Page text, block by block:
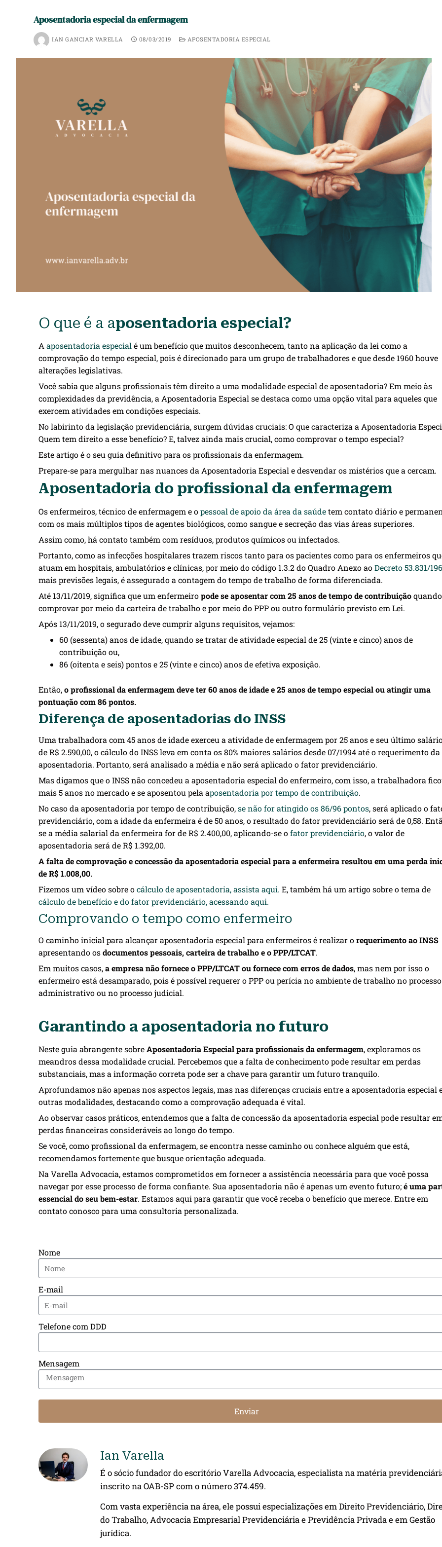
Aposentadoria especial da enfermagem
IAN GANCIAR VARELLA 08/03/2019 APOSENTADORIA ESPECIAL
O que é a aposentadoria especial?
Aaposentadoria especialé um benefício que muitos desconhecem, tanto na aplicação da lei como a
comprovação do tempo especial, pois é direcionado para um grupo de trabalhadores e que desde 1960 houve
alterações legislativas.
Você sabia que alguns profissionais têm direito a uma modalidade especial de aposentadoria? Em meio às
complexidades da previdência, a Aposentadoria Especial se destaca como uma opção vital para aqueles que
exercem atividades em condições especiais.
No labirinto da legislação previdenciária, surgem dúvidas cruciais: O que caracteriza a Aposentadoria
Quem tem direito a esse benefício? E, talvez ainda mais crucial, como comprovar o tempo especial?
Este artigo é o seu guia definitivo para os profissionais da enfermagem.
Prepare-se para mergulhar nas nuances da Aposentadoria Especial e desvendar os mistérios que a cercam.
Aposentadoria do profissional da enfermagem
Os enfermeiros, técnico de enfermagem e opessoal de apoio da área da saúdetem contato diário e
com os mais múltiplos tipos de agentes biológicos, como sangue e secreção das vias áreas superiores.
Assim como, há contato também com resíduos, produtos químicos ou infectados.
Portanto, como as infecções hospitalares trazem riscos tanto para os pacientes como para os enfermeiros
atuam em hospitais, ambulatórios e clínicas, por meio do código 1.3.2 do Quadro Anexo aoDecreto 53.831/
mais previsões legais, é assegurado a contagem do tempo de trabalho de forma diferenciada.
Até 13/11/2019, significa que um enfermeiropode se aposentar com 25 anos de tempo de contribuiçãoquando
comprovar por meio da carteira de trabalho e por meio do PPP ou outro formulário previsto em Lei.
Após 13/11/2019, o segurado deve cumprir alguns requisitos, vejamos:
60 (sessenta) anos de idade, quando se tratar de atividade especial de 25 (vinte e cinco) anos de
contribuição ou,
86 (oitenta e seis) pontos e 25 (vinte e cinco) anos de efetiva exposição.
Então,o profissional da enfermagem deve ter 60 anos de idade e 25 anos de tempo especial ou atingir uma
pontuação com 86 pontos.
Diferença de aposentadorias do INSS
Uma trabalhadora com 45 anos de idade exerceu a atividade de enfermagem por 25 anos e seu último
de R$ 2.590,00, o cálculo do INSS leva em conta os 80% maiores salários desde 07/1994 até o requerimento da
aposentadoria. Portanto, será analisado a média e não será aplicado o fator previdenciário.
Mas digamos que o INSS não concedeu a aposentadoria especial do enfermeiro, com isso, a trabalhadora
mais 5 anos no mercado e se aposentou pela aposentadoria por tempo de contribuição.
No caso da aposentadoria por tempo de contribuição,se não for atingido os 86/96 pontos, será aplicado o
previdenciário, com a idade da enfermeira é de 50 anos, o resultado do fator previdenciário será de 0,58.
se a média salarial da enfermeira for de R$ 2.400,00, aplicando-se ofator previdenciário, o valor de
aposentadoria será de R$ 1.392,00.
A falta de comprovação e concessão da aposentadoria especial para a enfermeira resultou em uma perda
de R$ 1.008,00.
Fizemos um vídeo sobre ocálculo de aposentadoria, assista aqui. E, também há um artigo sobre o tema de
cálculo de benefício e do fator previdenciário, acessando aqui.
Comprovando o tempo como enfermeiro
O caminho inicial para alcançar aposentadoria especial para enfermeiros é realizar orequerimento ao INSS
apresentando osdocumentos pessoais, carteira de trabalho e o PPP/LTCAT.
Em muitos casos,a empresa não fornece o PPP/LTCAT ou fornece com erros de dados, mas nem por isso o
enfermeiro está desamparado, pois é possível requerer o PPP ou perícia no ambiente de trabalho no processo
administrativo ou no processo judicial.
Garantindo a aposentadoria no futuro
Neste guia abrangente sobreAposentadoria Especial para profissionais da enfermagem, exploramos os
meandros dessa modalidade crucial. Percebemos que a falta de conhecimento pode resultar em perdas
substanciais, mas a informação correta pode ser a chave para garantir um futuro tranquilo.
Aprofundamos não apenas nos aspectos legais, mas nas diferenças cruciais entre a aposentadoria especial
outras modalidades, destacando como a comprovação adequada é vital.
Ao observar casos práticos, entendemos que a falta de concessão da aposentadoria especial pode resultar
perdas financeiras consideráveis ao longo do tempo.
Se você, como profissional da enfermagem, se encontra nesse caminho ou conhece alguém que está,
recomendamos fortemente que busque orientação adequada.
Na Varella Advocacia, estamos comprometidos em fornecer a assistência necessária para que você possa
navegar por esse processo de forma confiante. Sua aposentadoria não é apenas um evento futuro;é uma
essencial do seu bem-estar. Estamos aqui para garantir que você receba o benefício que merece. Entre em
contato conosco para uma consultoria personalizada.
Nome
E-mail
Telefone com DDD
Mensagem
Enviar
Ian Varella
É o sócio fundador do escritório Varella Advocacia, especialista na matéria
inscrito na OAB-SP com o número 374.459.
Com vasta experiência na área, ele possui especializações em Direito Previdenciário,
do Trabalho, Advocacia Empresarial Previdenciária e Previdência Privada e em Gestão
jurídica.